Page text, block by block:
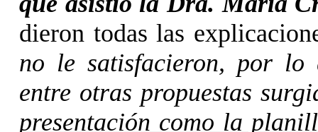
dieron todas las
no le satisfacieron, por lo
entre otras propuestas
presentación como la